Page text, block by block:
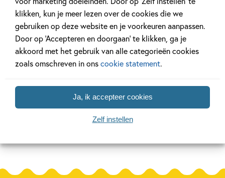
klikken, kun je meer lezen over de cookies die we
gebruiken op deze website en je voorkeuren aanpassen.
Door op ‘Accepteren en doorgaan’ te klikken, ga je
akkoord met het gebruik van alle categorieën cookies
zoals omschreven in onscookie statement.
Ja, ik accepteer cookies
Zelf instellen
Mees Kees 12 –
Mees Kees – De
husselrace
15,99
Hardcover
Mees Kees 11 –
Mees Kees:
Hoppa!
de Haas
15, 99
Hardcover
Mees
E-book